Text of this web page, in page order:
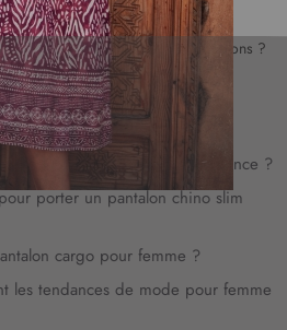
chic toute l'année dans vos pantalons ?
un pantalon avec des poches
choisir pour un look tendance ?
porter un pantalon chino slim
cargo pour femme ?
les tendances de mode pour femme